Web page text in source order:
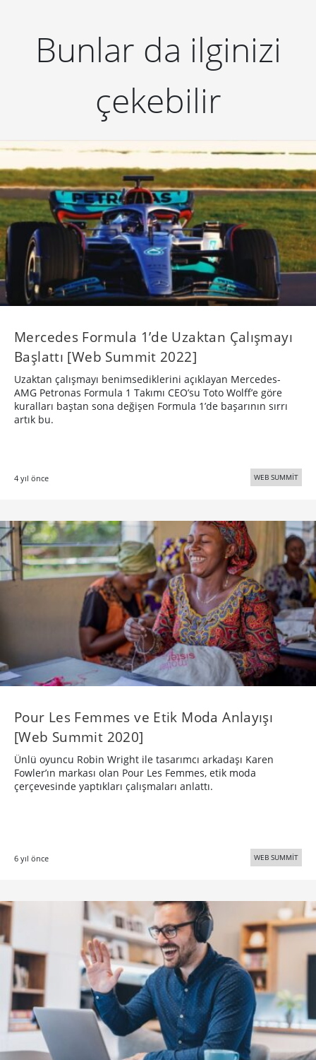
Bunlar da ilginizi
çekebilir
Mercedes Formula 1’de Uzaktan Çalışmayı
Başlattı [Web Summit 2022]
Uzaktan çalışmayı benimsediklerini açıklayan Mercedes-
AMG Petronas Formula 1 Takımı CEO’su Toto Wolff’e göre
kuralları baştan sona değişen Formula 1’de başarının sırrı
artık bu.
4 yıl önce WEB SUMMİT
Pour Les Femmes ve Etik Moda Anlayışı
[Web Summit 2020]
Ünlü oyuncu Robin Wright ile tasarımcı arkadaşı Karen
Fowler’ın markası olan Pour Les Femmes, etik moda
çerçevesinde yaptıkları çalışmaları anlattı.
6 yıl önce WEB SUMMİT